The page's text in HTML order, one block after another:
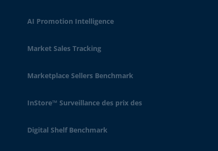
AI Promotion Intelligence
Market Sales Tracking
Marketplace Sellers Benchmark
InStore™ Surveillance des prix des
Digital Shelf Benchmark